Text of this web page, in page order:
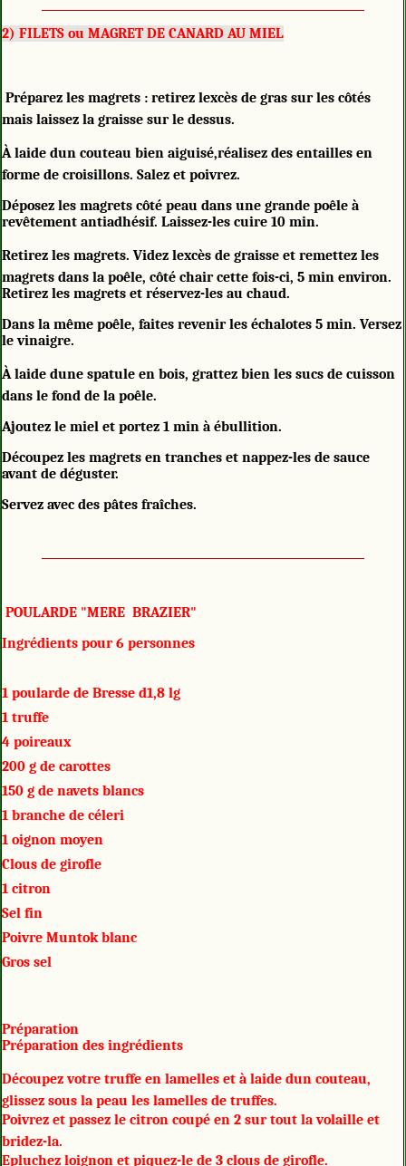
2) FILETS ou MAGRET DE CANARD AU MIEL
Préparez les magrets : retirez lexcès de gras sur les côtés
mais laissez la graisse sur le dessus.
À laide dun couteau bien aiguisé,réalisez des entailles en
forme de croisillons. Salez et poivrez.
Déposez les magrets côté peau dans une grande poêle à
revêtement antiadhésif. Laissez-les cuire 10 min.
Retirez les magrets. Videz lexcès de graisse et remettez les
magrets dans la poêle, côté chair cette fois-ci, 5 min environ.
Retirez les magrets et réservez-les au chaud.
Dans la même poêle, faites revenir les échalotes 5 min. Versez
le vinaigre.
À laide dune spatule en bois, grattez bien les sucs de cuisson
dans le fond de la poêle.
Ajoutez le miel et portez 1 min à ébullition.
Découpez les magrets en tranches et nappez-les de sauce
avant de déguster.
Servez avec des pâtes fraîches.
POULARDE "MERE BRAZIER"
Ingrédients pour 6 personnes
1 poularde de Bresse d1,8 lg
1 truffe
4 poireaux
200 g de carottes
150 g de navets blancs
1 branche de céleri
1 oignon moyen
Clous de girofle
1 citron
Sel fin
Poivre Muntok blanc
Gros sel
Préparation
Préparation des ingrédients
Découpez votre truffe en lamelles et à laide dun couteau,
glissez sous la peau les lamelles de truffes.
Poivrez et passez le citron coupé en 2 sur tout la volaille et
bridez-la.
Epluchez loignon et piquez-le de 3 clous de girofle.